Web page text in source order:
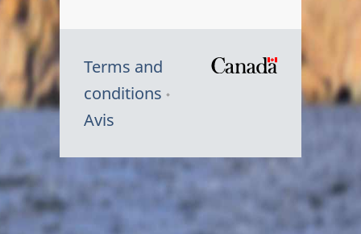
Terms and
conditions
Avis
Symbole
Canada